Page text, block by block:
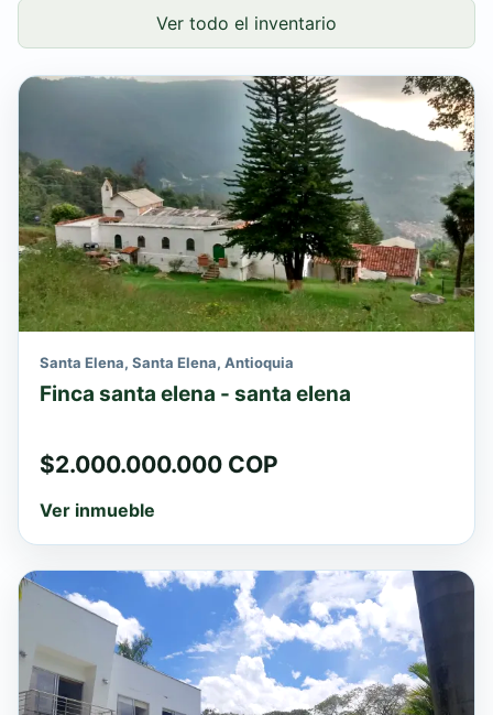
Ver todo el inventario
Santa Elena, Santa Elena, Antioquia
Finca santa elena - santa elena
$2.000.000.000 COP
Ver inmueble